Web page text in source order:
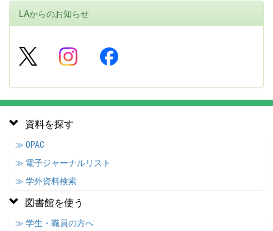
LAからのお知らせ
資料を探す
≫ OPAC
≫ 電子ジャーナルリスト
≫ 学外資料検索
図書館を使う
≫ 学生・職員の方へ